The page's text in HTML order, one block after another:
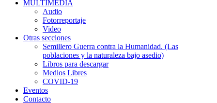
MULTIMEDIA
Audio
Fotorreportaje
Video
Otras secciones
Semillero Guerra contra la Humanidad. (Las
poblaciones y la naturaleza bajo asedio)
Libros para descargar
Medios Libres
COVID-19
Eventos
Contacto